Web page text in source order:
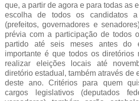
que, a partir de agora e para todas as
escolha de todos os candidatos a
(prefeitos, governadores e
prévia com a participação de todos
partido até seis meses antes do
importante é que todos os diretórios
realizar eleições locais até
diretório estadual, também através de
deste ano. Critérios para quem
cargos legislativos (deputados